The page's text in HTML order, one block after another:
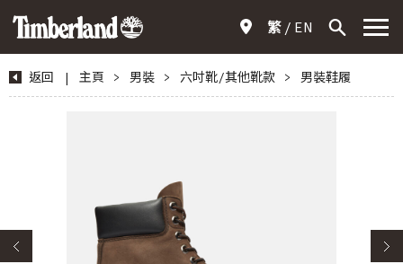
繁 EN
返回 | 主頁 > 男裝 > 六吋靴/其他靴款 > 男裝鞋履